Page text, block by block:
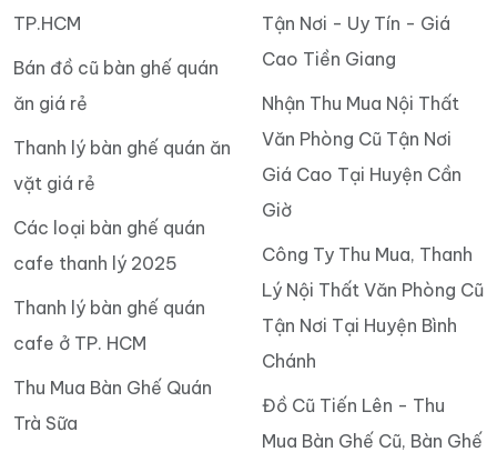
TP.HCM
Bán đồ cũ bàn ghế quán
ăn giá rẻ
Thanh lý bàn ghế quán ăn
vặt giá rẻ
Các loại bàn ghế quán
cafe thanh lý 2025
Thanh lý bàn ghế quán
cafe ở TP. HCM
Thu Mua Bàn Ghế Quán
Trà Sữa
Tận Nơi - Uy Tín - Giá
Cao Tiền Giang
Nhận Thu Mua Nội Thất
Văn Phòng Cũ Tận Nơi
Giá Cao Tại Huyện Cần
Giờ
Công Ty Thu Mua, Thanh
Lý Nội Thất Văn Phòng Cũ
Tận Nơi Tại Huyện Bình
Chánh
Đồ Cũ Tiến Lên - Thu
Mua Bàn Ghế Cũ, Bàn Ghế